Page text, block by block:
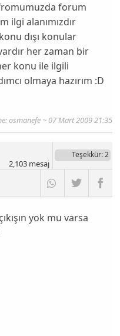
fromumuzda forum
ilgi alanımızdır
dışı konular
her zaman bir
konu ile ilgili
olmaya hazırım :D
osmanefe ~ 07 Mart 2009 21:35
Teşekkür: 2
2,103mesaj
yok mu varsa